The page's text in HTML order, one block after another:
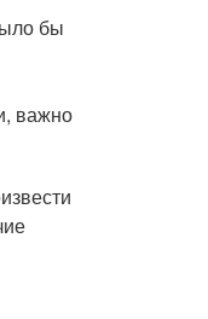
бы
важно